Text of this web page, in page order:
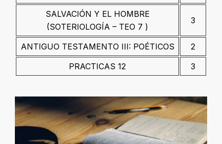
SALVACIÓN Y EL HOMBRE
(SOTERIOLOGÍA – TEO 7 )
3
ANTIGUO TESTAMENTO III: POÉTICOS
2
PRACTICAS 12
3